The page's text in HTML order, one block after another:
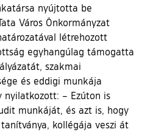
nyújtotta be
Város Önkormányzat
létrehozott
egyhangúlag támogatta
szakmai
és eddigi munkája
nyilatkozott: – Ezúton is
munkáját, és azt is, hogy
kollégája veszi át